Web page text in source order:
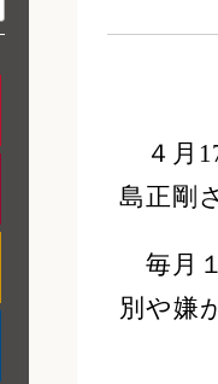
４月
島正剛
毎月
別や嫌